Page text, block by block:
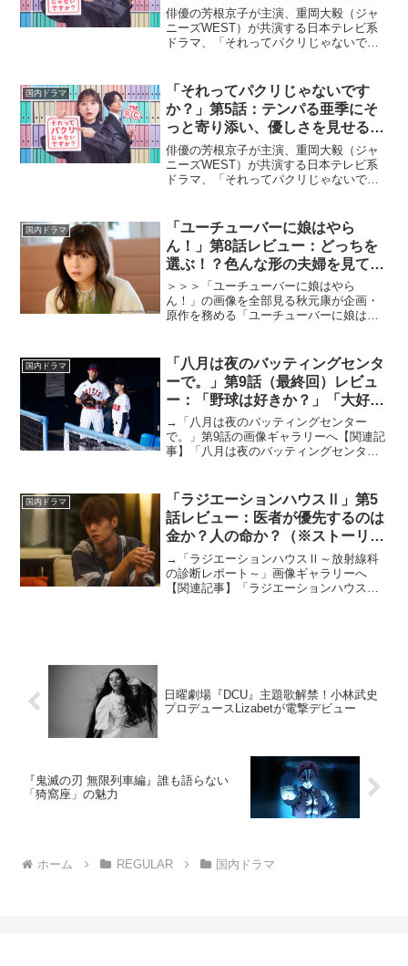
るのか？
俳優の芳根京子が主演、重岡大毅（ジャ
ニーズWEST）が共演する日本テレビ系
ドラマ、「それってパクリじゃないです
てパクリじゃないですか？～新米知的財
産部員のお仕事...
国内ドラマ
「それってパクリじゃないです
か？」第5話：テンパる亜季にそ
っと寄り添い、優しさを見せる北
脇。2人のアッチも気になる。
俳優の芳根京子が主演、重岡大毅（ジャ
ニーズWEST）が共演する日本テレビ系
ドラマ、「それってパクリじゃないです
てパクリじゃないですか？～新米知的財
産部員のお仕事...
国内ドラマ
「ユーチューバーに娘はやら
ん！」第8話レビュー：どっちを
選ぶ！？色んな形の夫婦を見て、
千紗が出した答え（※ストーリー
ネタバレあり）
＞＞＞「ユーチューバーに娘はやら
ん！」の画像を全部見る秋元康が企画・
原作を務める「ユーチューバーに娘はや
ロインはテレビ局員とユーチューバー、
どちらを選ぶのか！？ 金子ノ...
国内ドラマ
「八月は夜のバッティングセンタ
ーで。」第9話（最終回）レビュ
ー：「野球は好きか？」「大好
き！」「じゃあ大丈夫だ」感涙の
ラスト。ありがとうハチナイ（※
ストーリーネタバレあり）
→「八月は夜のバッティングセンター
で。」第9話の画像ギャラリーへ【関連記
事】「八月は夜のバッティングセンター
レビュー【関連記事】「八月は夜のバッ
ティングセンターで。...
国内ドラマ
「ラジエーションハウスⅡ」第5
話レビュー：医者が優先するのは
金か？人の命か？（※ストーリー
ネタバレあり）
→「ラジエーションハウスⅡ～放射線科
の診断レポート～」画像ギャラリーへ
【関連記事】「ラジエーションハウス
日曜劇場『DCU』主題歌解禁！小林武史
プロデュースLizabetが電撃デビュー
『鬼滅の刃 無限列車編』誰も語らない
「猗窩座」の魅力
ホーム REGULAR 国内ドラマ